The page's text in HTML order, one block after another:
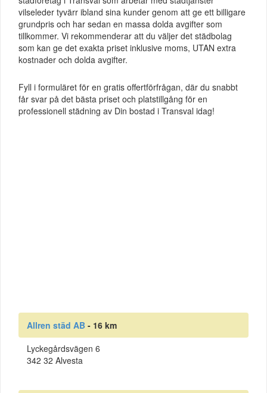
vilseleder tyvärr ibland sina kunder genom att ge ett billigare
grundpris och har sedan en massa dolda avgifter som
tillkommer. Vi rekommenderar att du väljer det städbolag
som kan ge det exakta priset inklusive moms, UTAN extra
kostnader och dolda avgifter.
Fyll i formuläret för en gratis offertförfrågan, där du snabbt
får svar på det bästa priset och platstillgång för en
professionell städning av Din bostad i Transval idag!
Allren städ AB - 16 km
Lyckegårdsvägen 6
342 32 Alvesta